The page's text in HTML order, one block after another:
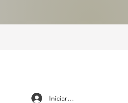
Iniciar sesión